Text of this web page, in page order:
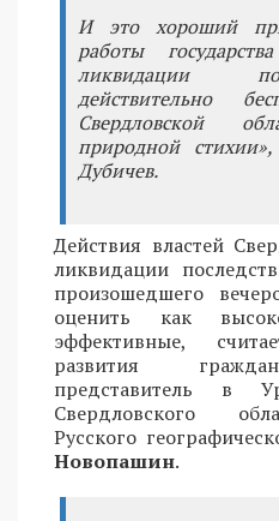
И это хороший
работы
ликвидации
действительно
Свердловской
природной
Дубичев.
Действия властей
ликвидации
произошедшего
оценить как
эффективные,
развития
представитель в
Свердловского
Русского
Новопашин.